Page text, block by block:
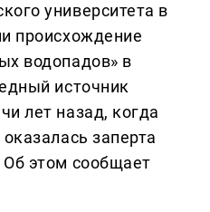
университета в
происхождение
водопадов» в
источник
лет назад, когда
заперта
этом сообщает